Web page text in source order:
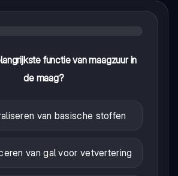
functie van maagzuur in
de maag?
van basische stoffen
van gal voor vetvertering